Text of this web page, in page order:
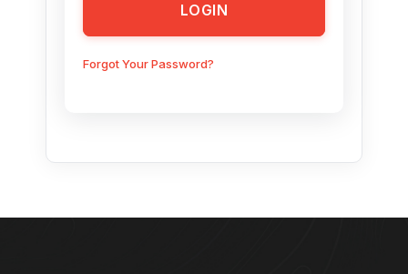
LOGIN
Forgot Your Password?